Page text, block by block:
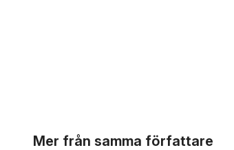
Mer från samma författare